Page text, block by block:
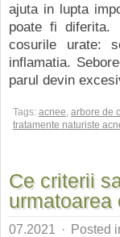
ajuta in lupta
poate fi diferita.
cosurile urate:
inflamatia.
parul devin
Tags: acnee, arbore de
tratamente naturiste
Ce criterii
urmatoarea
07.2021 · Posted